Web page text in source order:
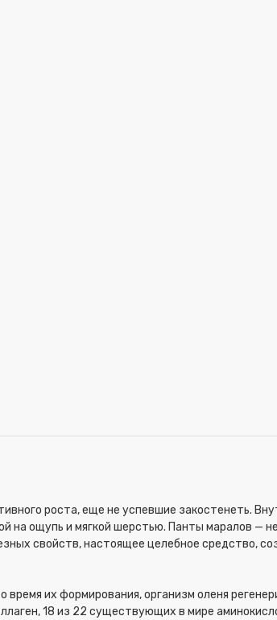
роста, еще не успевшие закостенеть.
на ощупь и мягкой шерстью. Панты маралов —
свойств, настоящее целебное средство,
их формирования, организм оленя
18 из 22 существующих в мире